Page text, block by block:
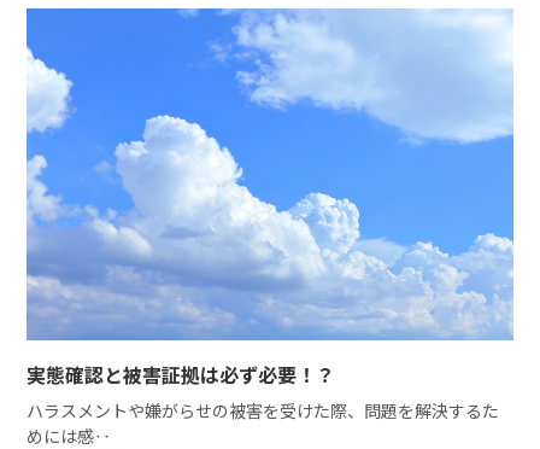
実態確認と被害証拠は必ず必要！？
ハラスメントや嫌がらせの被害を受けた際、問題を解決するた
めには感‥